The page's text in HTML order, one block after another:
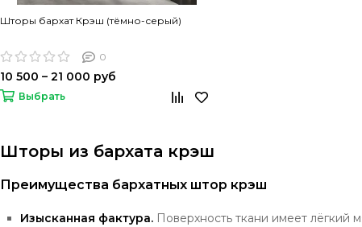
Шторы бархат Крэш (тёмно-серый)
0
10 500 – 21 000 руб
Выбрать
Шторы из бархата крэш
Преимущества бархатных штор крэш
Изысканная фактура. Поверхность ткани имеет лёгкий